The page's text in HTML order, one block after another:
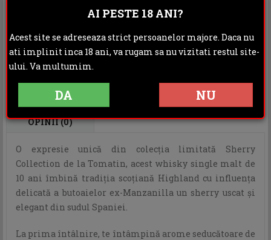
Distribuie:
Rating:
DESCRIERE INFORMATII ADITIONALE
OPINII (0)
O expresie unică din colecția limitată Sherry
Collection de la Tomatin, acest whisky single malt de
10 ani îmbină tradiția scoțiană Highland cu influența
delicată a butoaielor ex-Manzanilla un sherry uscat și
elegant din sudul Spaniei.
La prima întâlnire, te întâmpină arome seducătoare de
AI PESTE 18 ANI?
Acest site se adreseaza strict persoanelor majore. Daca nu
ati implinit inca 18 ani, va rugam sa nu vizitati restul site-
ului. Va multumim.
DA NU